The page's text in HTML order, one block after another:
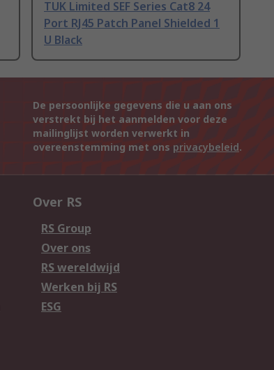
TUK Limited SEF Series Cat8 24
Port RJ45 Patch Panel Shielded 1
U Black
De persoonlijke gegevens die u aan ons
verstrekt bij het aanmelden voor deze
mailinglijst worden verwerkt in
overeenstemming met ons privacybeleid.
Over RS
RS Group
Over ons
RS wereldwijd
Werken bij RS
ESG